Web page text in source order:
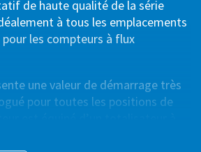
de haute qualité de la série
à tous les emplacements
les compteurs à flux
une valeur de démarrage très
pour toutes les positions de
et d’un disque de modulation.